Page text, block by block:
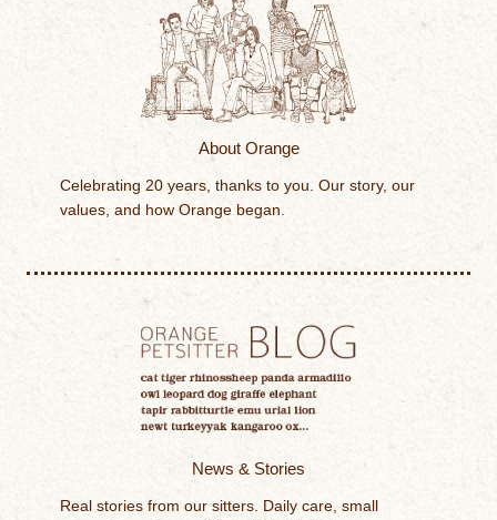
About Orange
Celebrating 20 years, thanks to you. Our story, our
values, and how Orange began.
News & Stories
Real stories from our sitters. Daily care, small